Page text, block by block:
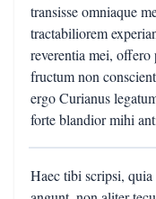
transisse omniaque
tractabiliorem
reverentia mei, offero
fructum non
ergo Curianus
forte blandior mihi
Haec tibi scripsi, quia